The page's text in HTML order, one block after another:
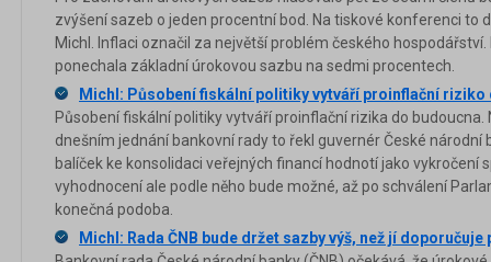
zvýšení sazeb o jeden procentní bod. Na tiskové konferenci to
Michl. Inflaci označil za největší problém českého hospodářství.
ponechala základní úrokovou sazbu na sedmi procentech.
Michl: Působení fiskální politiky vytváří proinflační riziko
Působení fiskální politiky vytváří proinflační rizika do
dnešním jednání bankovní rady to řekl guvernér České národní
balíček ke konsolidaci veřejných financí hodnotí jako vykročení
vyhodnocení ale podle něho bude možné, až po schválení
konečná podoba.
Michl: Rada ČNB bude držet sazby výš, než jí